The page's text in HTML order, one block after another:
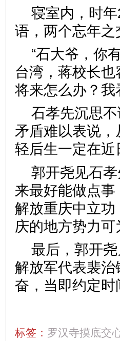
寝室内，时
语，两个忘年
“石大爷，你
台湾，蒋校长
将来怎么办？我
石孝先沉思
矛盾难以表说
轻后生一定在
郭开尧见石
来最好能做点
解放重庆中立
庆的地方势力可
最后，郭开
解放军代表裴
奋，当即约定时
标签： 罗汉寺摸底交